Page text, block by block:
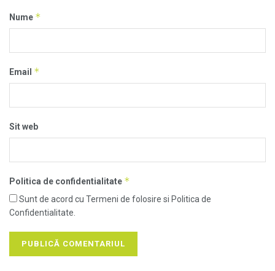
Nume *
Email *
Sit web
Politica de confidentialitate *
Sunt de acord cu Termeni de folosire si Politica de
Confidentialitate.